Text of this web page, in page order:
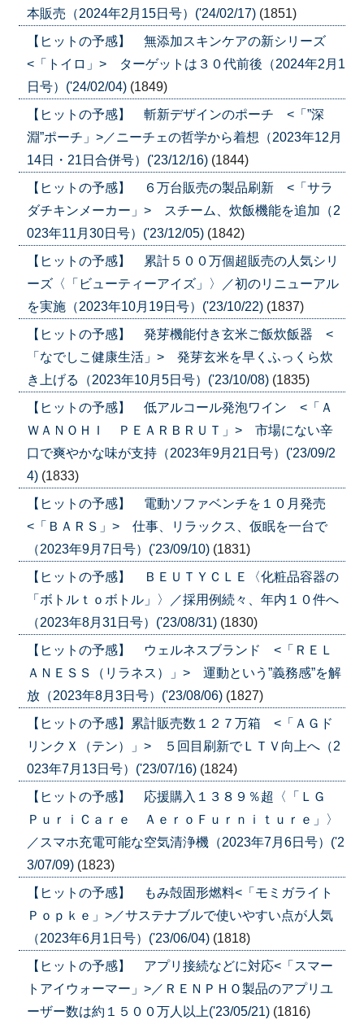
本販売（2024年2月15日号）('24/02/17) (1851)
【ヒットの予感】 無添加スキンケアの新シリーズ
<「トイロ」> ターゲットは３０代前後（2024年2月1
日号）('24/02/04) (1849)
【ヒットの予感】 斬新デザインのポーチ <「”深
淵”ポーチ」>／ニーチェの哲学から着想（2023年12月
14日・21日合併号）('23/12/16) (1844)
【ヒットの予感】 ６万台販売の製品刷新 <「サラ
ダチキンメーカー」> スチーム、炊飯機能を追加（2
023年11月30日号）('23/12/05) (1842)
【ヒットの予感】 累計５００万個超販売の人気シリ
ーズ〈「ビューティーアイズ」〉／初のリニューアル
を実施（2023年10月19日号）('23/10/22) (1837)
【ヒットの予感】 発芽機能付き玄米ご飯炊飯器 <
「なでしこ健康生活」> 発芽玄米を早くふっくら炊
き上げる（2023年10月5日号）('23/10/08) (1835)
【ヒットの予感】 低アルコール発泡ワイン <「Ａ
ＷＡＮＯＨＩ ＰＥＡＲＢＲＵＴ」> 市場にない辛
口で爽やかな味が支持（2023年9月21日号）('23/09/2
4) (1833)
【ヒットの予感】 電動ソファベンチを１０月発売
<「ＢＡＲＳ」> 仕事、リラックス、仮眠を一台で
（2023年9月7日号）('23/09/10) (1831)
【ヒットの予感】 ＢＥＵＴＹＣＬＥ〈化粧品容器の
「ボトルｔｏボトル」〉／採用例続々、年内１０件へ
（2023年8月31日号）('23/08/31) (1830)
【ヒットの予感】 ウェルネスブランド <「ＲＥＬ
ＡＮＥＳＳ（リラネス）」> 運動という”義務感”を解
放（2023年8月3日号）('23/08/06) (1827)
【ヒットの予感】累計販売数１２７万箱 <「ＡＧド
リンクＸ（テン）」> ５回目刷新でＬＴＶ向上へ（2
023年7月13日号）('23/07/16) (1824)
【ヒットの予感】 応援購入１３８９％超〈「ＬＧ
ＰｕｒｉＣａｒｅ ＡｅｒｏＦｕｒｎｉｔｕｒｅ」〉
／スマホ充電可能な空気清浄機（2023年7月6日号）('2
3/07/09) (1823)
【ヒットの予感】 もみ殻固形燃料<「モミガライト
Ｐｏｐｋｅ」>／サステナブルで使いやすい点が人気
（2023年6月1日号）('23/06/04) (1818)
【ヒットの予感】 アプリ接続などに対応<「スマー
トアイウォーマー」>／ＲＥＮＰＨＯ製品のアプリユ
ーザー数は約１５００万人以上('23/05/21) (1816)